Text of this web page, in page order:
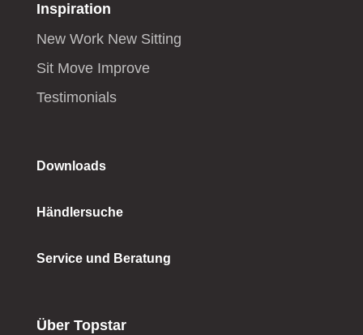
Inspiration
New Work New Sitting
Sit Move Improve
Testimonials
Downloads
Händlersuche
Service und Beratung
Über Topstar